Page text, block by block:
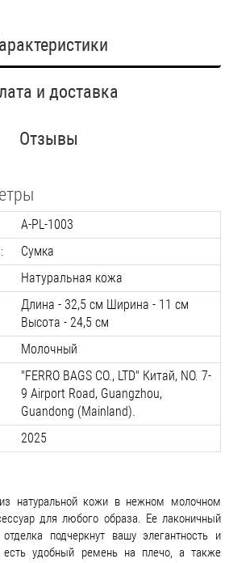
и доставка
Отзывы
A-PL-1003
Сумка
Натуральная кожа
Длина - 32,5 см Ширина - 11 см
Высота - 24,5 см
Молочный
"FERRO BAGS CO., LTD" Китай, NO. 7-
9 Airport Road, Guangzhou,
Guandong (Mainland).
2025
натуральной кожи в нежном молочном
для любого образа. Ее лаконичный
подчеркнут вашу элегантность и
есть удобный ремень на плечо, а также